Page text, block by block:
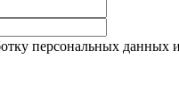
персональных данных